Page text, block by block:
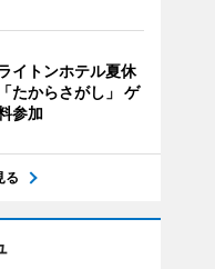
イトンホテル夏休
たからさがし」 ゲ
参加
る